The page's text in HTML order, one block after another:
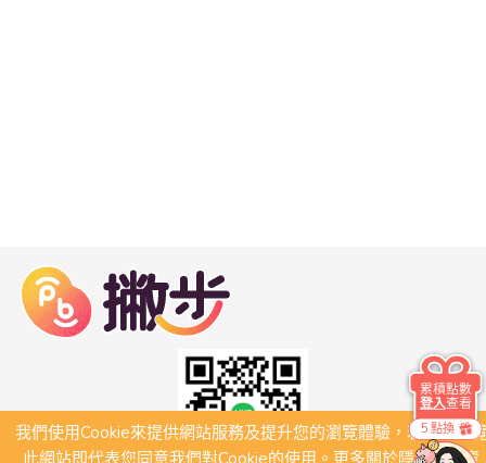
我們使用Cookie來提供網站服務及提升您的瀏覽體驗，若繼續瀏
此網站即代表您同意我們對Cookie的使用。更多關於隱私保護資
5 點換
累積點數
登入查看